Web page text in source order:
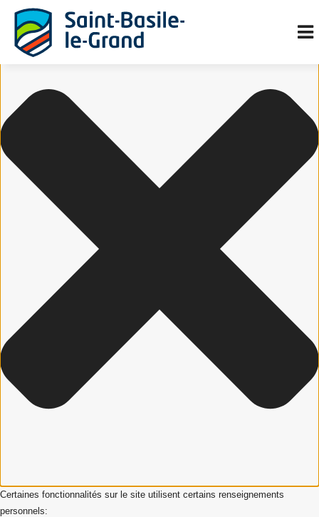
Gérer le consentement aux cookies
Certaines fonctionnalités sur le site utilisent certains renseignements
personnels: